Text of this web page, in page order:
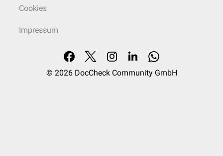
Cookies
Impressum
© 2026 DocCheck Community GmbH